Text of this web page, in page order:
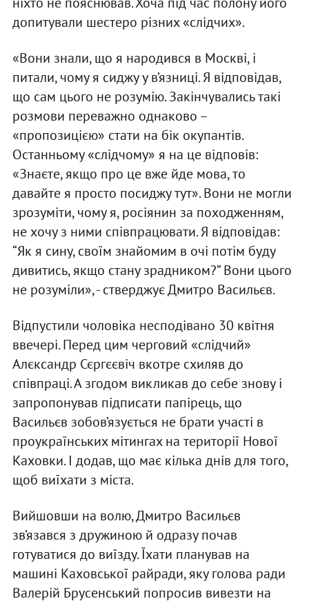
допитували шестеро різних «слідчих».
«Вони знали, що я народився в Москві, і
питали, чому я сиджу у в’язниці. Я відповідав,
що сам цього не розумію. Закінчувались такі
розмови переважно однаково –
«пропозицією» стати на бік окупантів.
Останньому «слідчому» я на це відповів:
«Знаєте, якщо про це вже йде мова, то
давайте я просто посиджу тут». Вони не могли
зрозуміти, чому я, росіянин за походженням,
не хочу з ними співпрацювати. Я відповідав:
“Як я сину, своїм знайомим в очі потім буду
дивитись, якщо стану зрадником?” Вони цього
не розуміли», - стверджує Дмитро Васильєв.
Відпустили чоловіка несподівано 30 квітня
ввечері. Перед цим черговий «слідчий»
Алєксандр Сєргєєвіч вкотре схиляв до
співпраці. А згодом викликав до себе знову і
запропонував підписати папірець, що
Васильєв зобов’язується не брати участі в
проукраїнських мітингах на території Нової
Каховки. І додав, що має кілька днів для того,
щоб виїхати з міста.
Вийшовши на волю, Дмитро Васильєв
зв’язався з дружиною й одразу почав
готуватися до виїзду. Їхати планував на
машині Каховської райради, яку голова ради
Валерій Брусенський попросив вивезти на